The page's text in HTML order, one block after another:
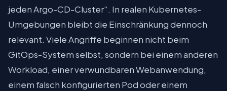
jeden Argo-CD-Cluster“. In realen Kubernetes-
Umgebungen bleibt die Einschränkung dennoch
relevant. Viele Angriffe beginnen nicht beim
GitOps-System selbst, sondern bei einem anderen
Workload, einer verwundbaren Webanwendung,
einem falsch konfigurierten Pod oder einem